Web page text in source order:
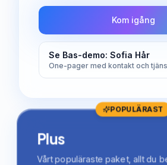
Kom igång
Se Bas-demo: Sofia Hår
One-pager med kontakt och
POPULÄRAST
Plus
Vårt populäraste paket, allt du